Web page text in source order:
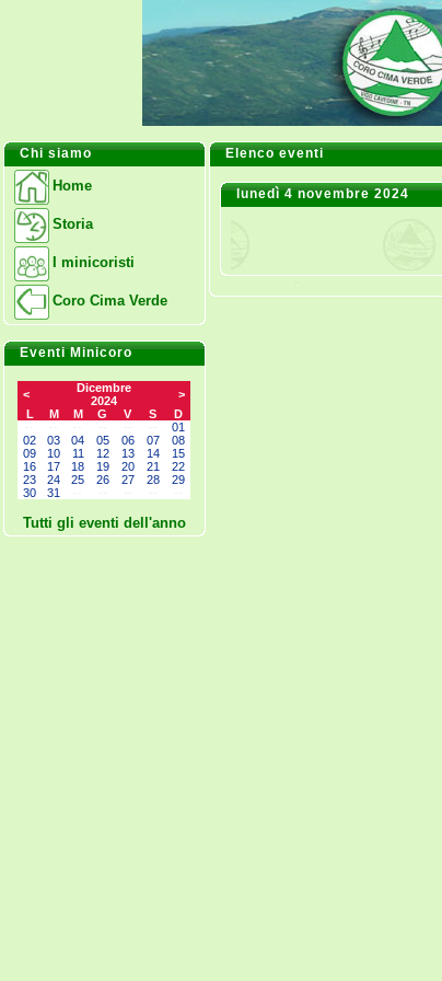
Chi siamo
Home
Storia
I minicoristi
Coro Cima Verde
Eventi Minicoro
<
Dicembre
2024
>
L
M M G V S
D
01
02
03 04 05 06 07
08
09
10 11 12 13 14
15
16
17 18 19 20 21
22
23
24 25 26 27 28
29
30
31
Tutti gli eventi dell'anno
Elenco eventi
lunedì 4 novembre 2024